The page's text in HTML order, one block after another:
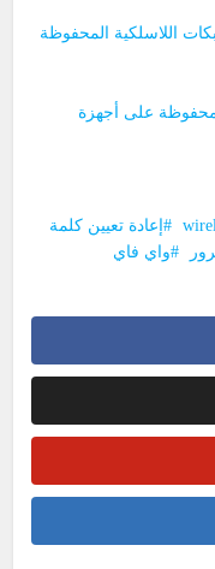
اللاسلكية المحفوظة
على أجهزة
إعادة تعيين كلمة
واي فاي